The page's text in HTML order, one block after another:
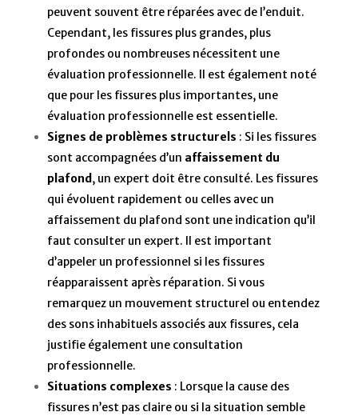
peuvent souvent être réparées avec de l’enduit.
Cependant, les fissures plus grandes, plus
profondes ou nombreuses nécessitent une
évaluation professionnelle. Il est également noté
que pour les fissures plus importantes, une
évaluation professionnelle est essentielle.
Signes de problèmes structurels : Si les fissures
sont accompagnées d’un affaissement du
plafond , un expert doit être consulté. Les fissures
qui évoluent rapidement ou celles avec un
affaissement du plafond sont une indication qu’il
faut consulter un expert. Il est important
d’appeler un professionnel si les fissures
réapparaissent après réparation. Si vous
remarquez un mouvement structurel ou entendez
des sons inhabituels associés aux fissures, cela
justifie également une consultation
professionnelle.
Situations complexes : Lorsque la cause des
fissures n’est pas claire ou si la situation semble